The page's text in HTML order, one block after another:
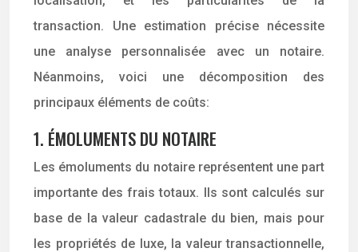
transaction. Une estimation précise nécessite
une analyse personnalisée avec un notaire.
Néanmoins, voici une décomposition des
principaux éléments de coûts:
1. ÉMOLUMENTS DU NOTAIRE
Les émoluments du notaire représentent une part
importante des frais totaux. Ils sont calculés sur
base de la valeur cadastrale du bien, mais pour
les propriétés de luxe, la valeur transactionnelle,